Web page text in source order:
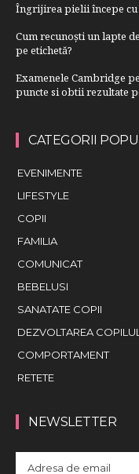
Îngrijirea pielii începe
Cum recunoști un lapte
pe etichetă?
Examenele Cambridge
puncte si obtii rezultate
CATEGORII
EVENIMENTE
LIFESTYLE
COPII
FAMILIA
COMUNICAT
BEBELUSI
SANATATE COPII
DEZVOLTAREA
COMPORTAMENT
RETETE
NEWSLETTER